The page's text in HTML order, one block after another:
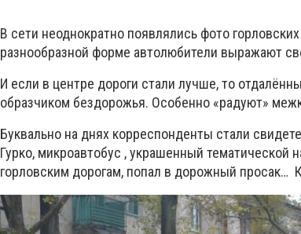
В сети неоднократно появлялись фото
разнообразной форме автолюбители выражают
И если в центре дороги стали лучше, то
образчиком бездорожья. Особенно «радуют»
Буквально на днях корреспонденты стали
Гурко, микроавтобус , украшенный тематической
горловским дорогам, попал в дорожный просак…